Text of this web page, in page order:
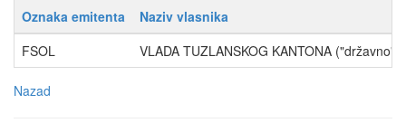
Oznaka emitenta
Naziv vlasnika
FSOL
VLADA TUZLANSKOG KANTONA ("državno"
Nazad